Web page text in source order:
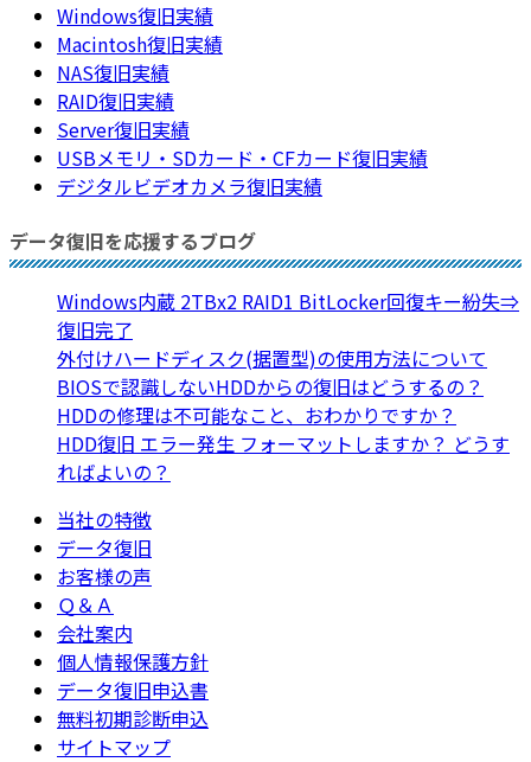
Windows復旧実績
Macintosh復旧実績
NAS復旧実績
RAID復旧実績
Server復旧実績
USBメモリ・SDカード・CFカード復旧実績
デジタルビデオカメラ復旧実績
データ復旧を応援するブログ
Windows内蔵 2TBx2 RAID1 BitLocker回復キー紛失⇒
復旧完了
外付けハードディスク(据置型)の使用方法について
BIOSで認識しないHDDからの復旧はどうするの？
HDDの修理は不可能なこと、おわかりですか？
HDD復旧 エラー発生 フォーマットしますか？ どうす
ればよいの？
当社の特徴
データ復旧
お客様の声
Ｑ＆Ａ
会社案内
個人情報保護方針
データ復旧申込書
無料初期診断申込
サイトマップ